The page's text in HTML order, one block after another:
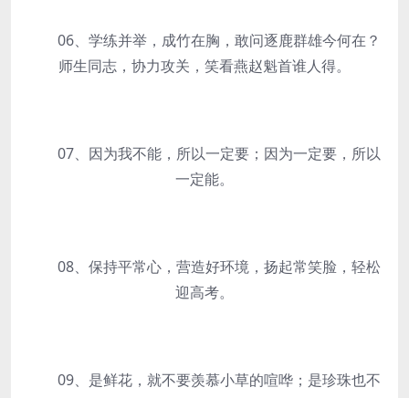
06、学练并举，成竹在胸，敢问逐鹿群雄今何在？
师生同志，协力攻关，笑看燕赵魁首谁人得。
07、因为我不能，所以一定要；因为一定要，所以
一定能。
08、保持平常心，营造好环境，扬起常笑脸，轻松
迎高考。
09、是鲜花，就不要羡慕小草的喧哗；是珍珠也不